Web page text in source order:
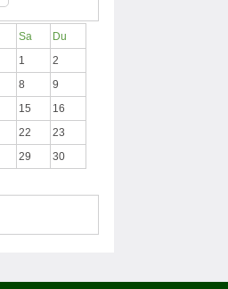
Sa
Du
1
2
8
9
15
16
22
23
29
30